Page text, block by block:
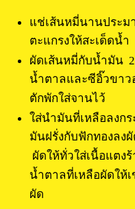
แช่เส้นหมี่นานประ
ตะแกรงให้สะเด็ดน้ำ
ผัดเส้นหมี่กับน้ำมัน
น้ำตาลและซีอิ๊วขาว
ตักพักใส่จานไว้
ใส่นำมันที่เหลือลงก
มันฝรั่งกับฟักทองลง
ผัดให้ทั่วใส่เนื้อแตง
น้ำตาลที่เหลือผัดให้
ผัด